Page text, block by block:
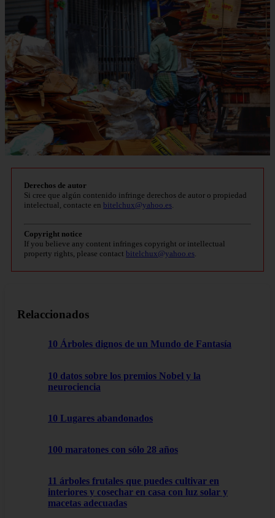
Derechos de autor
Si cree que algún contenido infringe derechos de autor o propiedad
intelectual, contacte en bitelchux@yahoo.es
Copyright notice
If you believe any content infringes copyright or intellectual
property rights, please contact bitelchux@yahoo.es
Relaccionados
10 Árboles dignos de un Mundo de Fantasía
10 datos sobre los premios Nobel y la
neurociencia
10 Lugares abandonados
100 maratones con sólo 28 años
11 árboles frutales que puedes cultivar en
interiores y cosechar en casa con luz solar y
macetas adecuadas